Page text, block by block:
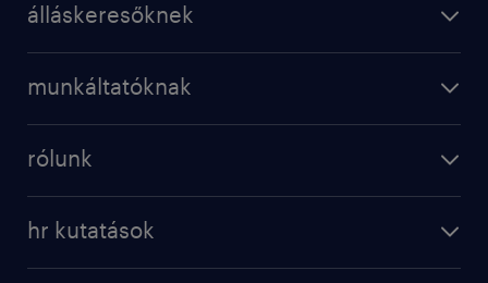
álláskeresőknek
munkáltatóknak
rólunk
hr kutatások